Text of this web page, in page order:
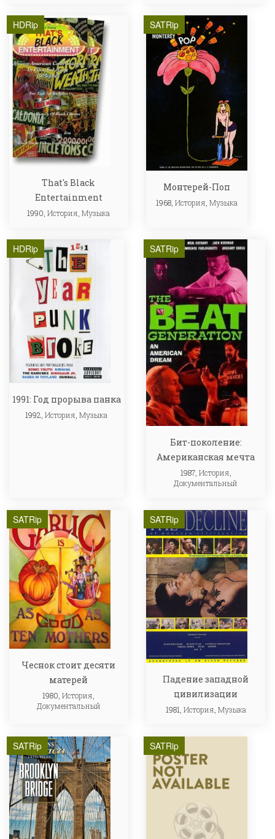
HDRip
That's Black
Entertainment
1990,История ,Музыка
SATRip
Монтерей-Поп
1968,История ,Музыка
HDRip
1991: Год прорыва панка
1992,История ,Музыка
SATRip
Бит-поколение:
Американская мечта
1987, История,
Документальный
SATRip
Чеснок стоит десяти
матерей
1980,История
Документальный
SATRip
Падение западной
цивилизации
1981, История, Музыка
SATRip SATRip